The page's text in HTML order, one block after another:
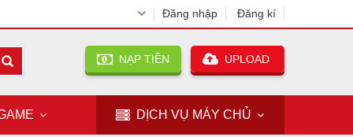
Đăng nhập Đăng kí
NẠP TIỀN UPLOAD
DỊCH VỤ MÁY CHỦ